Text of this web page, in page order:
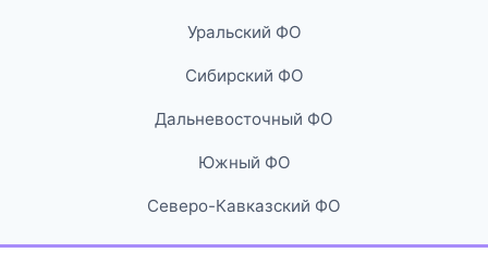
Уральский ФО
Сибирский ФО
Дальневосточный ФО
Южный ФО
Северо-Кавказский ФО